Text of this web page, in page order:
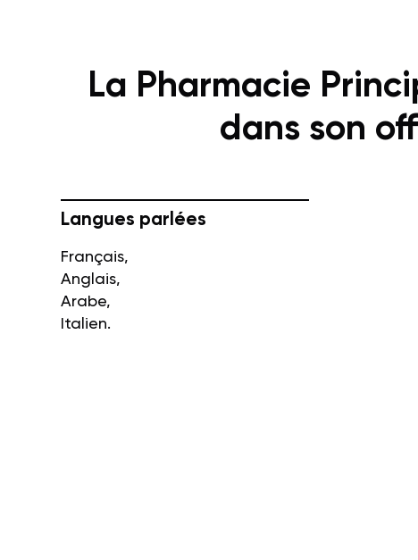
La Pharmacie
dans son
Langues parlées
Français,
Anglais,
Arabe,
Italien.